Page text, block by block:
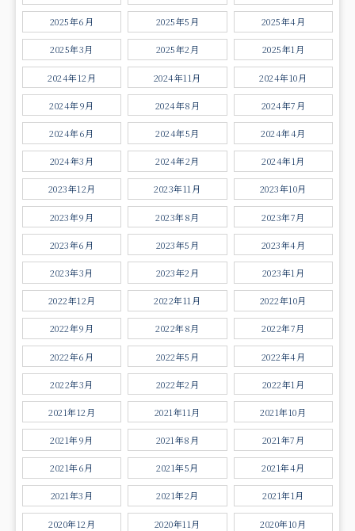
2025年6月 2025年5月 2025年4月
2025年3月 2025年2月 2025年1月
2024年12月 2024年11月 2024年10月
2024年9月 2024年8月 2024年7月
2024年6月 2024年5月 2024年4月
2024年3月 2024年2月 2024年1月
2023年12月 2023年11月 2023年10月
2023年9月 2023年8月 2023年7月
2023年6月 2023年5月 2023年4月
2023年3月 2023年2月 2023年1月
2022年12月 2022年11月 2022年10月
2022年9月 2022年8月 2022年7月
2022年6月 2022年5月 2022年4月
2022年3月 2022年2月 2022年1月
2021年12月 2021年11月 2021年10月
2021年9月 2021年8月 2021年7月
2021年6月 2021年5月 2021年4月
2021年3月 2021年2月 2021年1月
2020年12月 2020年11月 2020年10月